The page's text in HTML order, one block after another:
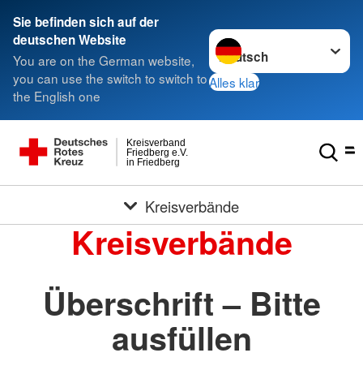
Sie befinden sich auf der
deutschen Website
You are on the German website,
you can use the switch to switch to
the English one
Sprache wechseln zu
Alles klar
in Friedberg
Friedberg e.V.
Kreisverband
Kreisverbände
Kreisverbände
Überschrift – Bitte
ausfüllen